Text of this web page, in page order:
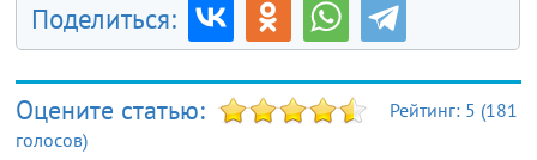
Поделиться:
Оцените статью: Рейтинг: 5 (181
голосов)